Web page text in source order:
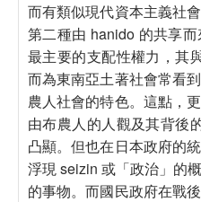
而有類似現代資本主義社
第二種由 hanido 的共享
最主要的支配性權力，其
而為東南亞土著社會常看
農人社會的特色。這點，
由布農人的人觀及其背後
凸顯。但也在日本政府的
浮現 seizin 或「政治」的
的事物。而國民政府在戰